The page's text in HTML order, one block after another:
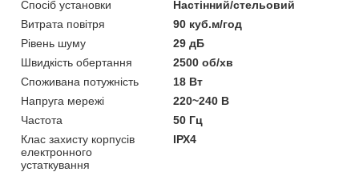
Спосіб установки
Настінний/стельовий
Витрата повітря
90 куб.м/год
Рівень шуму
29 дБ
Швидкість обертання
2500 об/хв
Споживана потужність
18 Вт
Напруга мережі
220~240 В
Частота
50 Гц
Клас захисту корпусів
електронного
устаткування
ІРХ4